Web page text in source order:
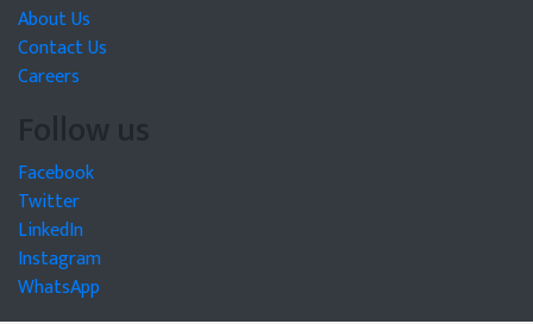
About Us
Contact Us
Careers
Follow us
Facebook
Twitter
LinkedIn
Instagram
WhatsApp